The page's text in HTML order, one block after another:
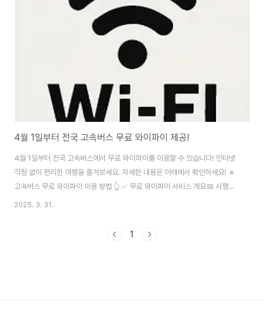
4월 1일부터 전국 고속버스 무료 와이파이 제공!
4월 1일부터 전국 고속버스에서 무료 와이파이를 이용할 수 있습니다! 인터넷
걱정 없이 편리한 여행을 즐겨보세요. 자세한 내용은 아래에서 확인하세요! 🔹
고속버스 무료 와이파이 이용 방법 👆 ✅ 무료 와이파이 서비스 개요📅 시행일:
2024년 4월 1일🚌 대상: 전국 운행 중인 모든 고속버스 (금호고속, 동양고속,
리밍 등📌 무료 와이파이 이용 방법고속버스 탑승 후 Wi-Fi 설정으로 이
2025. 3. 31.
1